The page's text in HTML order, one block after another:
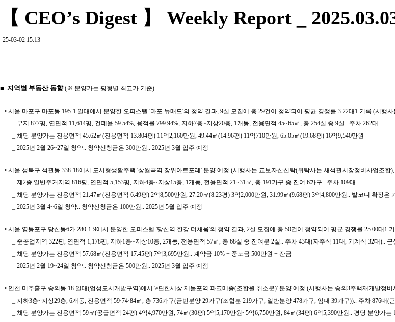
【 CEO’s Digest 】 Weekly Report _
25-03-02 15:13
■ 지역별 부동산 동향(※ 분양가는 평형별 최고가 기준)
• 서울 마포구 마포동 195-1 일대에서 분양한 오피스텔 '마포 뉴매드'의 청약 결과, 9실 모집에 총 29건이 청약되어 평균 경쟁률 3.22대1 기록 (시행
_ 부지 877평, 연면적 11,614평, 건폐율 59.54%, 용적률 799.94%, 지하7층~지상20층, 1개동, 전용면적 45~65㎡, 총 254실 중 9실.. 주차 262대
_ 채당 분양가는 전용면적 45.62㎡(전용면적 13.804평) 11억2,160만원, 49.44㎡(14.96평) 11억710만원, 65.05㎡(19.68평) 16억9,540만원
_ 2025년 2월 26~27일 청약.. 청약신청금은 300만원.. 2025년 3월 입주 예정
• 서울 성북구 석관동 338-18에서 도시형생활주택 '상월곡역 장위아트포레' 분양 예정 (시행사는 교보자산신탁(위탁사는 새석관시장정비사업조합
_ 제2종 일반주거지역 816평, 연면적 5,153평, 지하4층~지상15층, 1개동, 전용면적 21~31㎡, 총 191가구 중 잔여 6가구.. 주차 109대
_ 채당 분양가는 전용면적 21.47㎡(전용면적 6.49평) 2억8,500만원, 27.20㎡(8.23평) 3억2,000만원, 31.99㎡(9.68평) 3억4,800만원.. 발코니 확장은
_ 2025년 3월 4~6일 청약.. 청약신청금은 100만원.. 2025년 5월 입주 예정
• 서울 영등포구 당산동6가 280-1·9에서 분양한 오피스텔 '당산역 한강 더채움'의 청약 결과, 2실 모집에 총 50건이 청약되어 평균 경쟁률 25.00대
_ 준공업지역 322평, 연면적 1,178평, 지하1층~지상10층, 2개동, 전용면적 57㎡, 총 68실 중 잔여분 2실.. 주차 43대(자주식 11대, 기계식 32대)..
_ 채당 분양가는 전용면적 57.68㎡(전용면적 17.45평) 7억3,695만원.. 계약금 10% + 중도금 500만원 + 잔금
_ 2025년 2월 19~24일 청약.. 청약신청금은 500만원.. 2025년 3월 입주 예정
• 인천 미추홀구 숭의동 18 일대(업성도시개발구역)에서 'e편한세상 제물포역 파크메종(조합원 취소분)' 분양 예정 (시행사는 숭의3주택재개발정
_ 지하3층~지상29층, 6개동, 전용면적 59·74·84㎡, 총 736가구(금번분양 29가구(조합분 219가구, 일반분양 478가구, 임대 39가구)).. 주차 876대(
_ 채당 분양가는 전용면적 59㎡(공급면적 24평) 4억4,970만원, 74㎡(30평) 5억5,170만원~5억6,750만원, 84㎡(34평) 6억5,390만원.. 평당 분양가